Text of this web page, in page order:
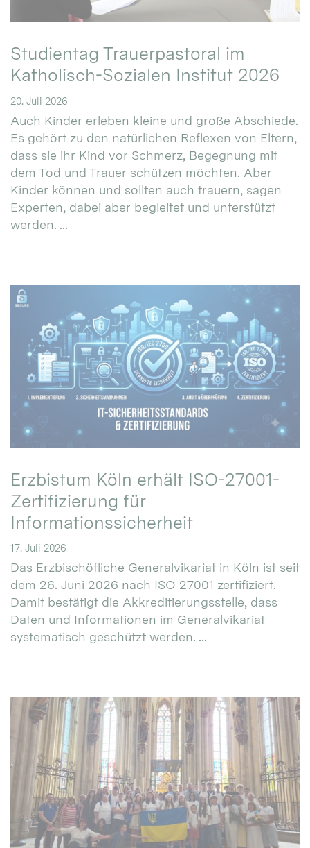
Studientag Trauerpastoral im
Katholisch-Sozialen Institut 2026
20. Juli 2026
Auch Kinder erleben kleine und große Abschiede.
Es gehört zu den natürlichen Reflexen von Eltern,
dass sie ihr Kind vor Schmerz, Begegnung mit
dem Tod und Trauer schützen möchten. Aber
Kinder können und sollten auch trauern, sagen
Experten, dabei aber begleitet und unterstützt
werden. ...
Erzbistum Köln erhält ISO-27001-
Zertifizierung für
Informationssicherheit
17. Juli 2026
Das Erzbischöfliche Generalvikariat in Köln ist seit
dem 26. Juni 2026 nach ISO 27001 zertifiziert.
Damit bestätigt die Akkreditierungsstelle, dass
Daten und Informationen im Generalvikariat
systematisch geschützt werden. ...